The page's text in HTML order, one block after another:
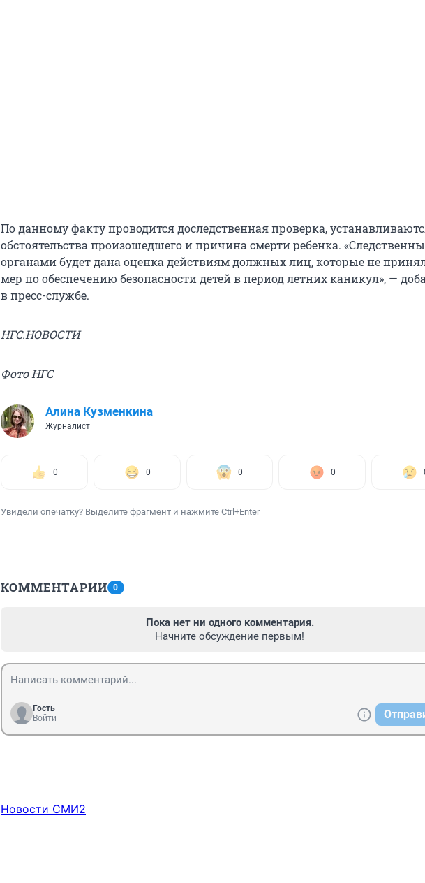
По данному факту проводится доследственная проверка,
обстоятельства произошедшего и причина смерти ребенка.
органами будет дана оценка действиям должных лиц, которые не
мер по обеспечению безопасности детей в период летних каникул», —
в пресс-службе.
НГС.НОВОСТИ
Фото НГС
Алина Кузменкина
Журналист
0 0 0 0
Увидели опечатку? Выделите фрагмент и нажмите Ctrl+Enter
КОММЕНТАРИИ 0
Пока нет ни одного комментария.
Начните обсуждение первым!
Гость
Войти
Новости СМИ2